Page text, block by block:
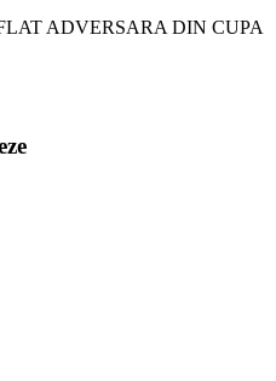
ADVERSARA DIN CUPA